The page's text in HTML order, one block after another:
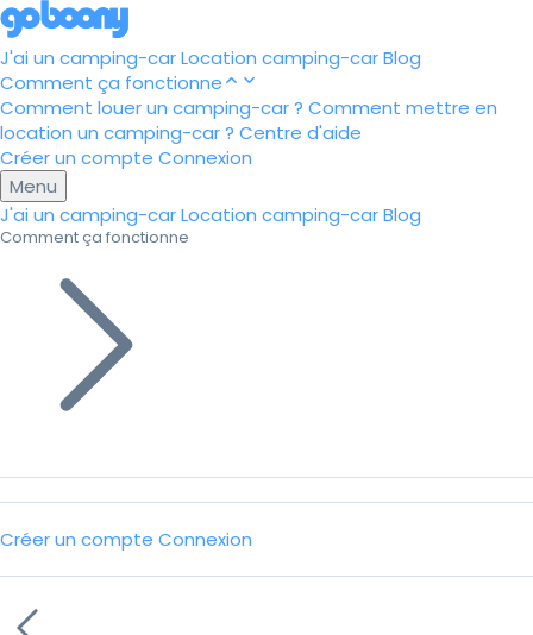
J'ai un camping-carLocation camping-carBlog
Comment ça fonctionne
Comment louer un camping-car ? Comment mettre en
location un camping-car ? Centre d'aide
Créer un compte Connexion
Menu
J'ai un camping-carLocation camping-carBlog
Comment ça fonctionne
Créer un compte Connexion